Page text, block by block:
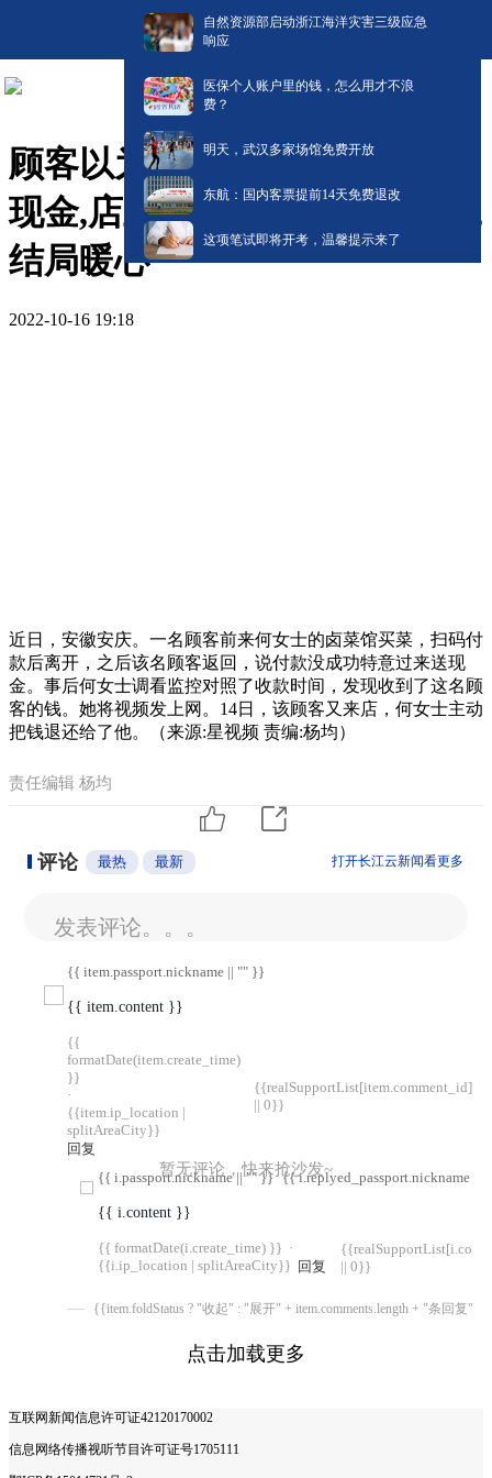
自然资源部启动浙江海洋灾害三级应急
响应
医保个人账户里的钱，怎么用才不浪
费？
明天，武汉多家场馆免费开放
东航：国内客票提前14天免费退改
这项笔试即将开考，温馨提示来了
顾客以为付款没成功亲自送来
现金,店主发现已付钱全网寻人,
结局暖心
2022-10-16 19:18
近日，安徽安庆。一名顾客前来何女士的卤菜馆买菜，扫码付
款后离开，之后该名顾客返回，说付款没成功特意过来送现
金。事后何女士调看监控对照了收款时间，发现收到了这名顾
客的钱。她将视频发上网。14日，该顾客又来店，何女士主动
把钱退还给了他。（来源:星视频 责编:杨均）
责任编辑 杨均
评论 最热 最新 打开长江云新闻看更多
发表评论。。。
{{ item.passport.nickname || "" }}
{{ item.content }}
{{
formatDate(item.create_time)
}}
·
{{item.ip_location |
splitAreaCity}}
回复
{{realSupportList[item.comment_id]
|| 0}}
{{ i.passport.nickname || "" }} {{ i.replyed_passport.nickname ||
{{ i.content }}
{{ formatDate(i.create_time) }} ·
{{i.ip_location | splitAreaCity}} 回复
|| 0}}
{{item.foldStatus ? "收起" : "展开" + item.comments.length + "条回复"}}
暂无评论，快来抢沙发~
点击加载更多
互联网新闻信息许可证42120170002
信息网络传播视听节目许可证号1705111